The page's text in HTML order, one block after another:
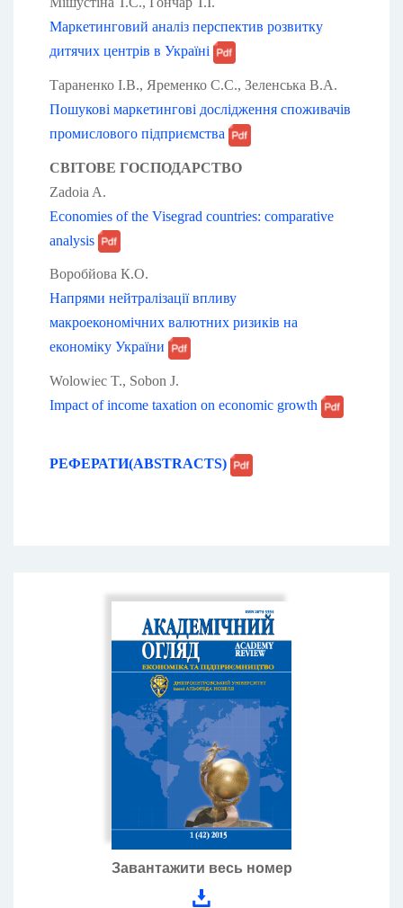
Маркетинговий аналіз перспектив розвитку
дитячих центрів в Україні
Тараненко І.В., Яременко С.С., Зеленська В.А.
Пошукові маркетингові дослідження споживачів
промислового підприємства
СВІТОВЕ ГОСПОДАРСТВО
Zadoia A.
Economies of the Visegrad countries: comparative
analysis
Воробйова К.О.
Напрями нейтралізації впливу
макроекономічних валютних ризиків на
економіку України
Wolowiec T., Sobon J.
Impact of income taxation on economic growth
РЕФЕРАТИ(ABSTRACTS)
Завантажити весь номер